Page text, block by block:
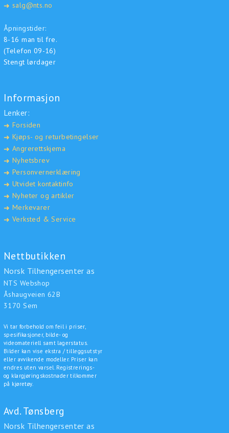
➜ salg@nts.no
Åpningstider:
8-16 man til fre.
(Telefon 09-16)
Stengt lørdager
Informasjon
Lenker:
➜ Forsiden
➜ Kjøps- og returbetingelser
➜ Angrerettskjema
➜ Nyhetsbrev
➜ Personvernerklæring
➜ Utvidet kontaktinfo
➜ Nyheter og artikler
➜ Merkevarer
➜ Verksted & Service
Nettbutikken
Norsk Tilhengersenter as
NTS Webshop
Åshaugveien 62B
3170 Sem
Vi tar forbehold om feil i priser,
spesifikasjoner, bilde- og
videomateriell samt lagerstatus.
Bilder kan vise ekstra / tilleggsutstyr
eller avvikende modeller. Priser kan
endres uten varsel. Registrerings-
og klargjøringskostnader tilkommer
på kjøretøy.
Avd. Tønsberg
Norsk Tilhengersenter as